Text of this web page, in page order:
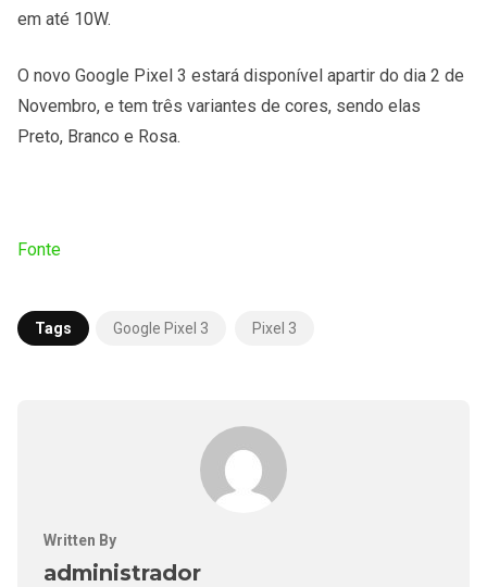
em até 10W.
O novo Google Pixel 3 estará disponível apartir do dia 2 de
Novembro, e tem três variantes de cores, sendo elas
Preto, Branco e Rosa.
Fonte
Tags Google Pixel 3 Pixel 3
Written By
administrador